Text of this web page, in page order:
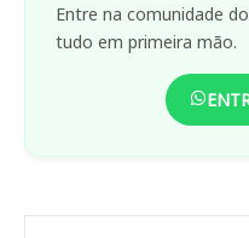
Entre na comunidade
tudo em primeira mão.